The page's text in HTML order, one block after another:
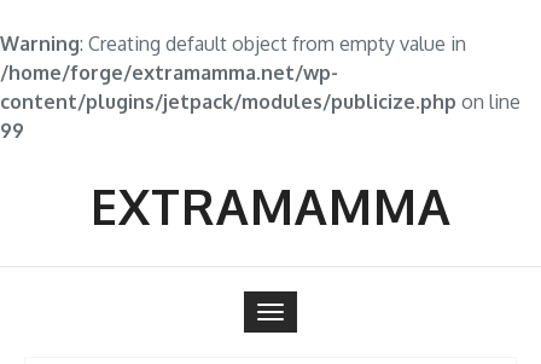
Warning: Creating default object from empty value in
/home/forge/extramamma.net/wp-
content/plugins/jetpack/modules/publicize.php on line
99
EXTRAMAMMA
Toggle
navigation